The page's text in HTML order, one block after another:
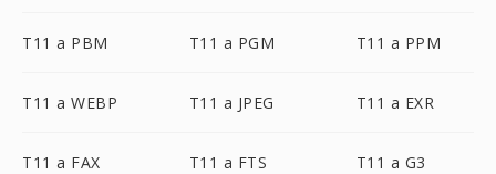
T11 a PBM T11 a PGM T11 a PPM
T11 a WEBP T11 a JPEG T11 a EXR
T11 a FAX T11 a FTS T11 a G3